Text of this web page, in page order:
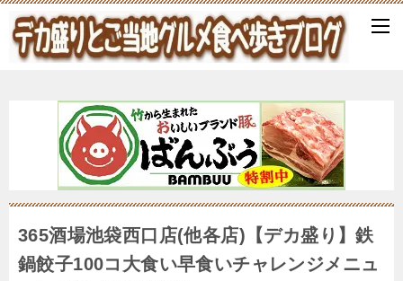
365酒場池袋西口店(他各店)【デカ盛り】鉄
鍋餃子100コ大食い早食いチャレンジメニュ